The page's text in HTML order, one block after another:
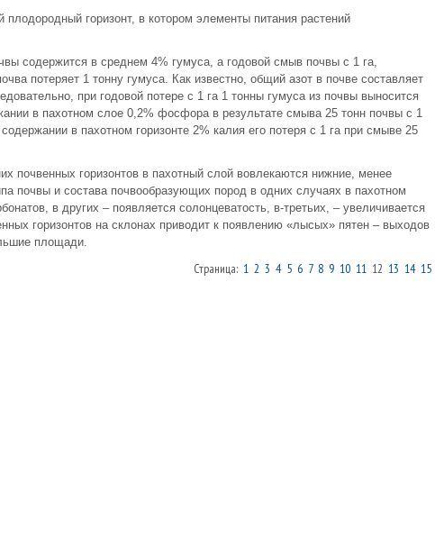
горизонт, в котором элементы питания растений
содержится в среднем 4% гумуса, а годовой смыв почвы с 1 га,
потеряет 1 тонну гумуса. Как известно, общий азот в почве составляет
при годовой потере с 1 га 1 тонны гумуса из почвы выносится
в пахотном слое 0,2% фосфора в результате смыва 25 тонн почвы с 1
в пахотном горизонте 2% калия его потеря с 1 га при смыве 25
почвенных горизонтов в пахотный слой вовлекаются нижние, менее
почвы и состава почвообразующих пород в одних случаях в пахотном
в других – появляется солонцеватость, в-третьих, – увеличивается
горизонтов на склонах приводит к появлению «лысых» пятен – выходов
площади.
Страница: 1 2 3 4 5 6 7 8 9 10 1112 13 14 15